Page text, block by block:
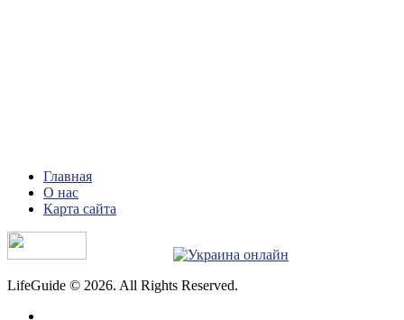
Главная
О нас
Карта сайта
LifeGuide © 2026. All Rights Reserved.